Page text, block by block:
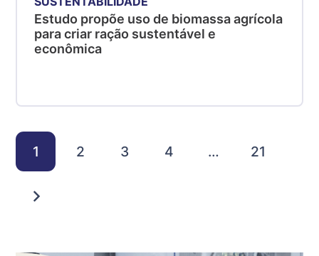
Estudo propõe uso de biomassa agrícola
para criar ração sustentável e
econômica
1 2 3 4 … 21